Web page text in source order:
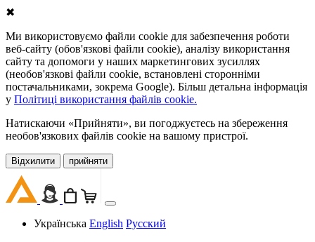
✖
Ми використовуємо файли cookie для забезпечення роботи
веб-сайту (обов'язкові файли cookie), аналізу використання
сайту та допомоги у наших маркетингових зусиллях
(необов'язкові файли cookie, встановлені сторонніми
постачальниками, зокрема Google). Більш детальна інформація
у Політиці використання файлів cookie.
Натискаючи «Прийняти», ви погоджуєтесь на збереження
необов'язкових файлів cookie на вашому пристрої.
Відхилити прийняти
Українська English Русский